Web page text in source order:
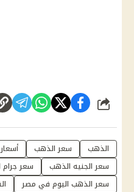
شارك
الذهب سعر الذهب
سعر الجنيه الذهب
سعر
سعر الذهب اليوم في مصر